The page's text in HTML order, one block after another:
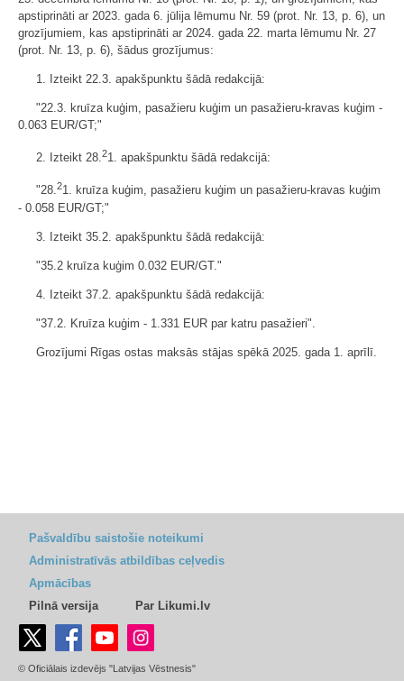
apstiprināti ar 2023. gada 6. jūlija lēmumu Nr. 59 (prot. Nr. 13, p. 6), un
grozījumiem, kas apstiprināti ar 2024. gada 22. marta lēmumu Nr. 27
(prot. Nr. 13, p. 6), šādus grozījumus:
1. Izteikt 22.3. apakšpunktu šādā redakcijā:
"22.3. kruīza kuģim, pasažieru kuģim un pasažieru-kravas kuģim -
0.063 EUR/GT;"
2. Izteikt 28.21. apakšpunktu šādā redakcijā:
"28.21. kruīza kuģim, pasažieru kuģim un pasažieru-kravas kuģim
- 0.058 EUR/GT;"
3. Izteikt 35.2. apakšpunktu šādā redakcijā:
"35.2 kruīza kuģim 0.032 EUR/GT."
4. Izteikt 37.2. apakšpunktu šādā redakcijā:
"37.2. Kruīza kuģim - 1.331 EUR par katru pasažieri".
Grozījumi Rīgas ostas maksās stājas spēkā 2025. gada 1. aprīlī.
Pašvaldību saistošie noteikumi
Administratīvās atbildības ceļvedis
Apmācības
Pilnā versija
Par Likumi.lv
© Oficiālais izdevējs "Latvijas Vēstnesis"